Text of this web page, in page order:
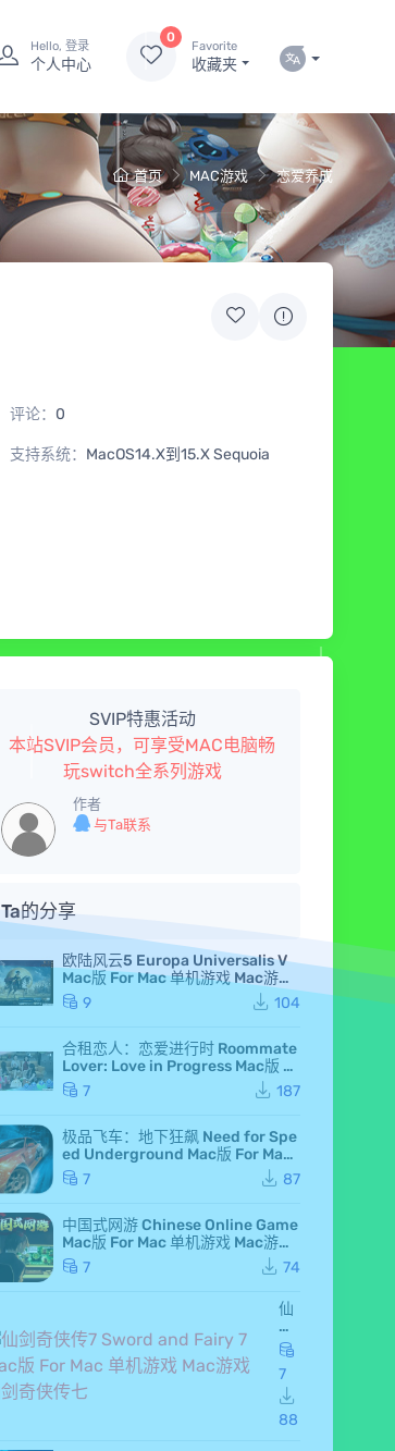
Hello, 登录
个人中心
0
Favorite
收藏夹
首页 MAC游戏 恋爱养成
评论： 0
支持系统： MacOS14.X到15.X Sequoia
SVIP特惠活动
本站SVIP会员，可享受MAC电脑畅
玩switch全系列游戏
作者
与Ta联系
Ta的分享
欧陆风云5 Europa Universalis V
Mac版 For Mac 单机游戏 Mac游戏
高级白金版 全DLC版
9 104
合租恋人：恋爱进行时 Roommate
Lover: Love in Progress Mac版 Fo
r Mac GameStart Mac游戏
7 187
极品飞车：地下狂飙 Need for Spe
ed Underground Mac版 For Mac
极品飞车7 Mac游戏
7 87
中国式网游 Chinese Online Game
Mac版 For Mac 单机游戏 Mac游戏
MMOSimulator
7 74
仙
剑
奇
侠
传
7 S
wo
rd
7
88